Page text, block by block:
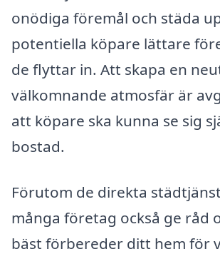
onödiga föremål och städa
potentiella köpare lättare
de flyttar in. Att skapa en
välkomnande atmosfär är
att köpare ska kunna se sig
bostad.
Förutom de direkta
många företag också ge råd
bäst förbereder ditt hem för